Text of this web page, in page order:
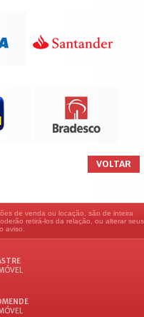
VOLTAR
de venda ou locação, são de inteira
retirá-los da relação, ou alterar seus
aviso.